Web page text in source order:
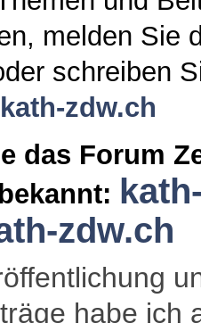
melden Sie
schreiben
zdw.ch
das Forum
zdw.ch
habe ich